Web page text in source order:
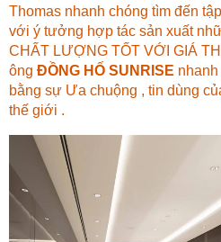
Thomas nhanh chóng tìm đến
với ý tưởng hợp tác sản xuất
CHẤT LƯỢNG TỐT VỚI GIÁ
ông ĐỒNG HỐ SUNRISE
bằng sự Ưa chuộng , tin dùng
thế giới .